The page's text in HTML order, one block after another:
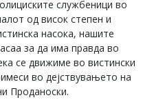
службеници во
од висок степен и
насока, нашите
за да има правда во
се движиме во вистински
во дејствувањето на
Проданоски.